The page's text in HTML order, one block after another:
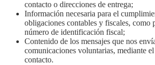
contacto o direcciones de entrega;
Información necesaria para el
obligaciones contables y fiscales, como
número de identificación fiscal;
Contenido de los mensajes que nos
comunicaciones voluntarias, mediante
contacto.